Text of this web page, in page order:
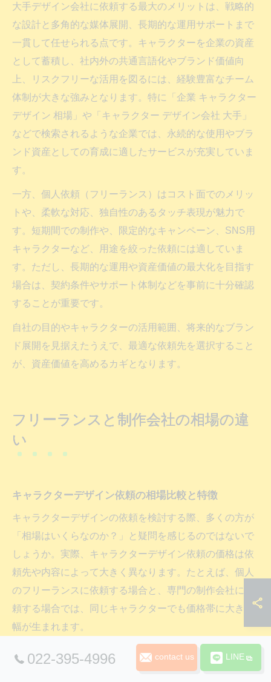
大手デザイン会社に依頼する最大のメリットは、戦略的
な設計と多角的な媒体展開、長期的な運用サポートまで
一貫して任せられる点です。キャラクターを企業の資産
として蓄積し、社内外の共通言語化やブランド価値向
上、リスクフリーな活用を図るには、経験豊富なチーム
体制が大きな強みとなります。特に「企業 キャラクター
デザイン 相場」や「キャラクター デザイン会社 大手」
などで検索されるような企業では、永続的な使用やブラ
ンド資産としての育成に適したサービスが充実していま
す。
一方、個人依頼（フリーランス）はコスト面でのメリッ
トや、柔軟な対応、独自性のあるタッチ表現が魅力で
す。短期間での制作や、限定的なキャンペーン、SNS用
キャラクターなど、用途を絞った依頼には適していま
す。ただし、長期的な運用や資産価値の最大化を目指す
場合は、契約条件やサポート体制などを事前に十分確認
することが重要です。
自社の目的やキャラクターの活用範囲、将来的なブラン
ド展開を見据えたうえで、最適な依頼先を選択すること
が、資産価値を高めるカギとなります。
フリーランスと制作会社の相場の違
い
キャラクターデザイン依頼の相場比較と特徴
キャラクターデザインの依頼を検討する際、多くの方が
「相場はいくらなのか？」と疑問を感じるのではないで
しょうか。実際、キャラクターデザイン依頼の価格は依
頼先や内容によって大きく異なります。たとえば、個人
のフリーランスに依頼する場合と、専門の制作会社に依
頼する場合では、同じキャラクターでも価格帯に大きな
幅が生まれます。
一般的な相場としては、フリーランスへの依頼で約1万
円〜8万円、制作会社への依頼で約5万円〜30万円程度が
022-395-4996 contact us LINE